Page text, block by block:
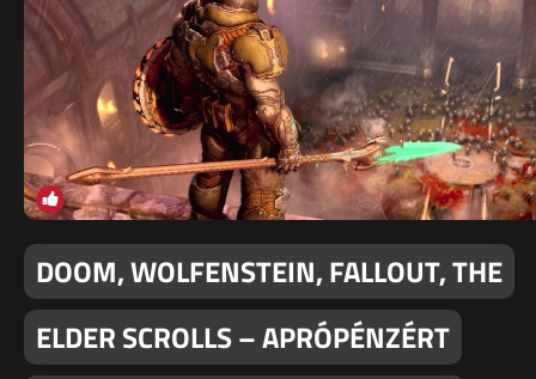
DOOM, WOLFENSTEIN, FALLOUT, THE
ELDER SCROLLS – APRÓPÉNZÉRT